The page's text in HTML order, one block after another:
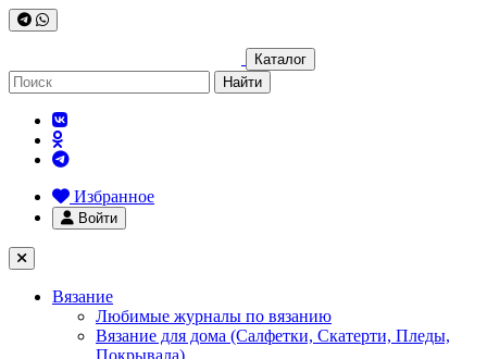
Каталог
Найти
Избранное
Войти
Вязание
Любимые журналы по вязанию
Вязание для дома (Салфетки, Скатерти, Пледы,
Покрывала)